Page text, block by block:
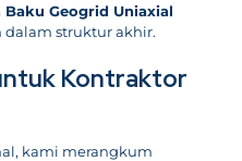
Baku Geogrid Uniaxial
dalam struktur akhir.
Kontraktor
kami merangkum